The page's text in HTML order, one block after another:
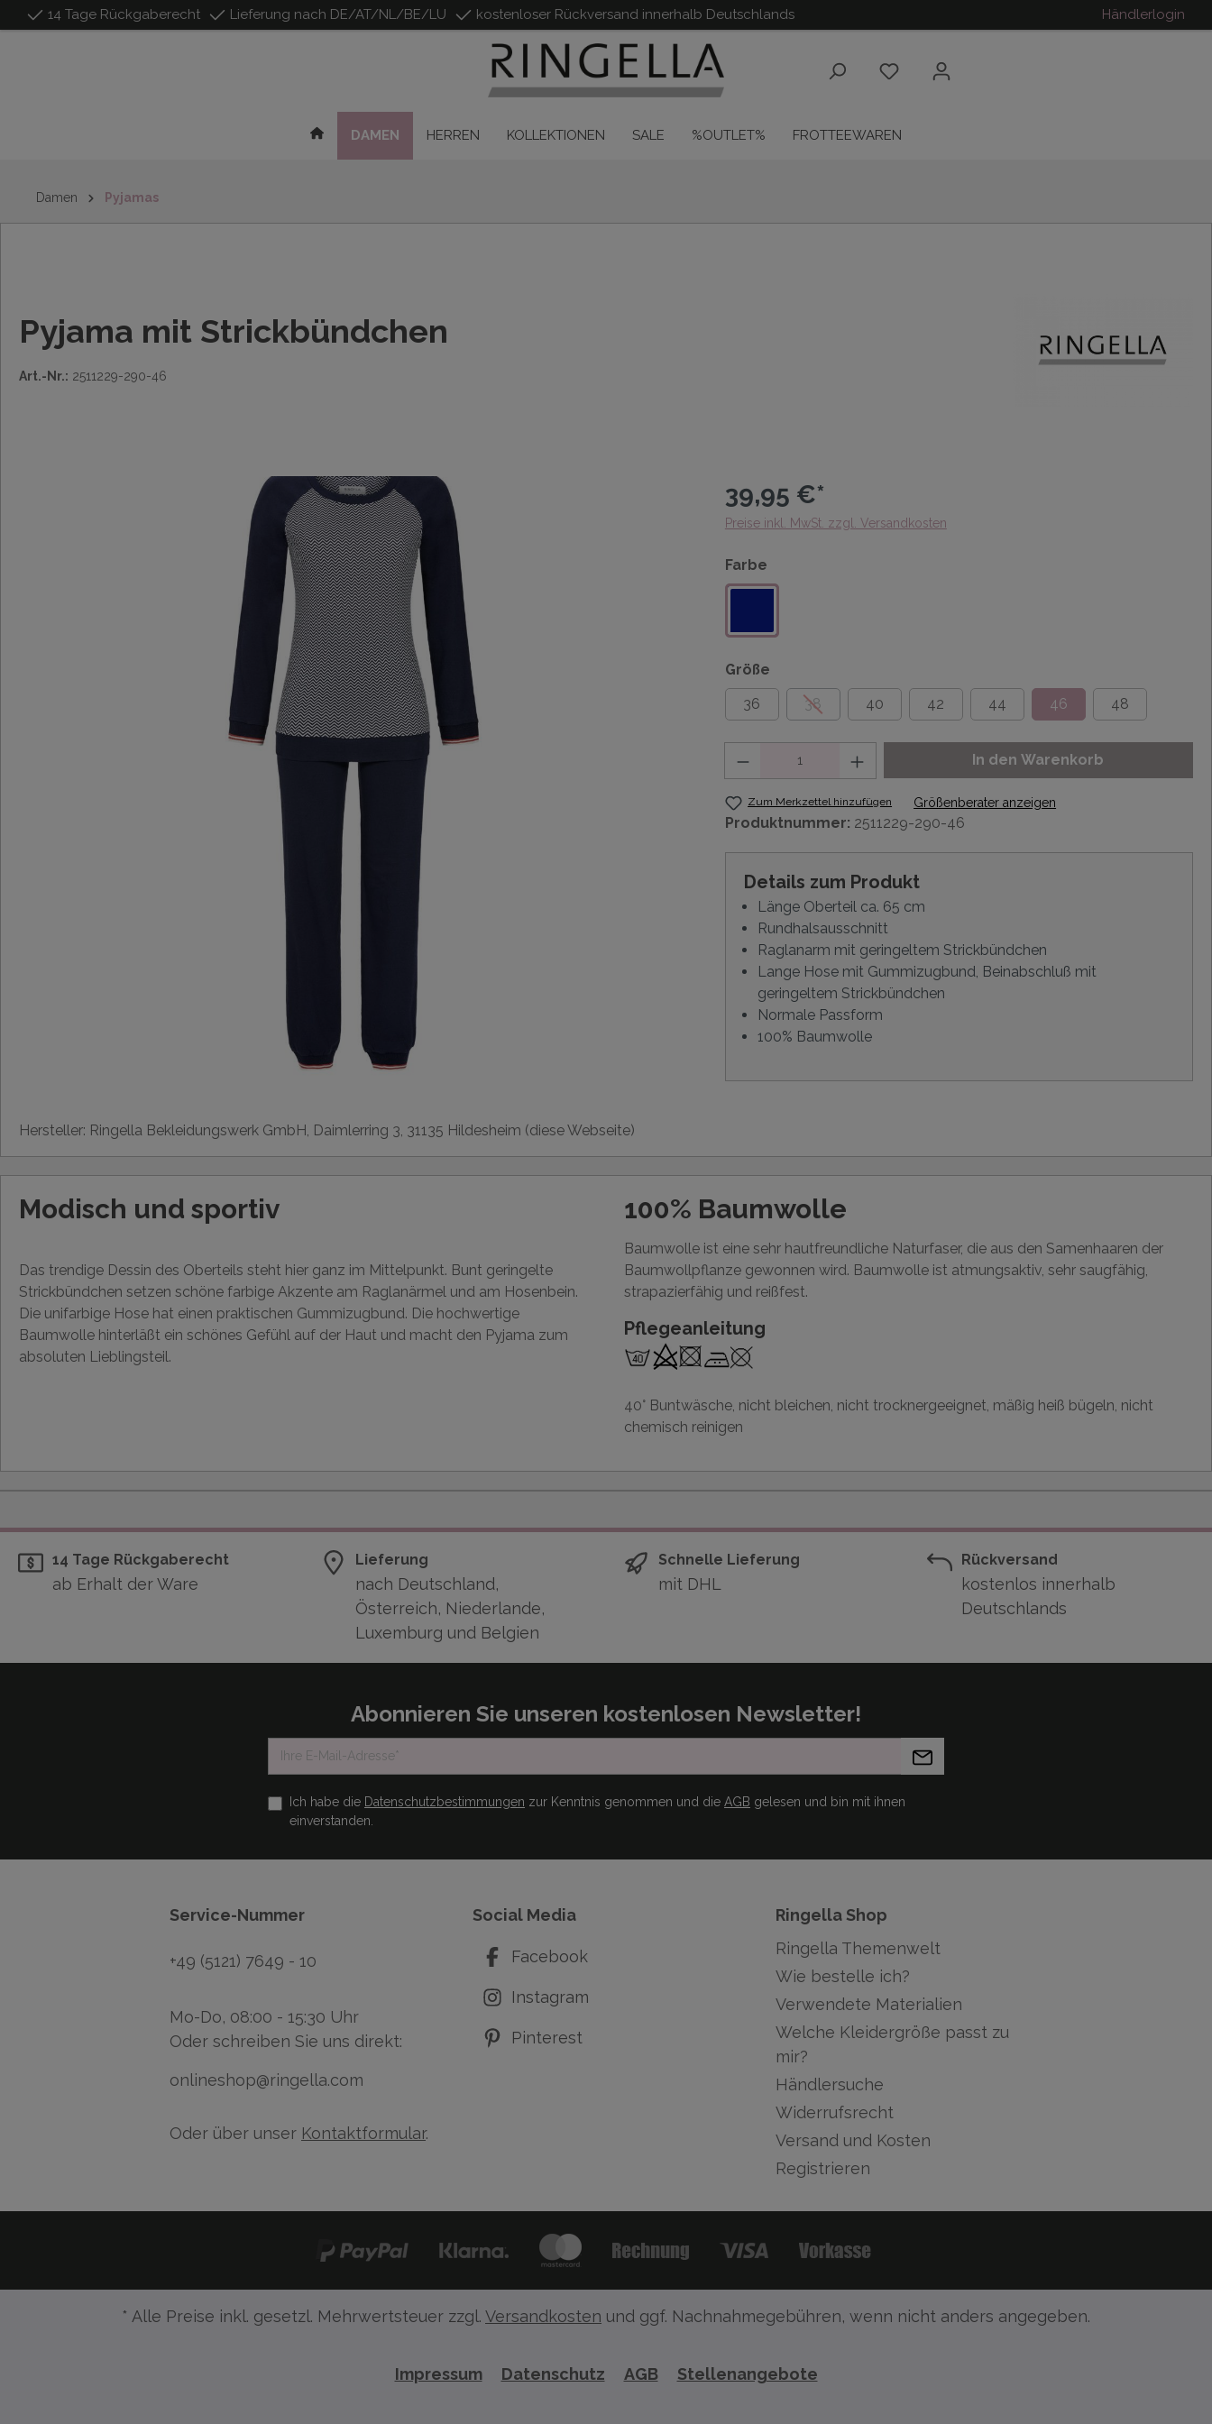
springen
14 Tage Rückgaberecht Lieferung nach DE/AT/NL/BE/LU kostenloser Rückversand innerhalb Deutschlands Händlerlogin
DAMEN HERREN KOLLEKTIONEN SALE %OUTLET% FROTTEEWAREN
Damen Pyjamas
Pyjama mit Strickbündchen
Art.-Nr.: 2511229-290-46
39,95 €*
Preise inkl. MwSt. zzgl. Versandkosten
Farbe
Größe
36
38 40 42 44 46 48
In den Warenkorb
Zum Merkzettel hinzufügen Größenberater anzeigen
Produktnummer: 2511229-290-46
Details zum Produkt
Länge Oberteil ca. 65 cm
Rundhalsausschnitt
Raglanarm mit geringeltem Strickbündchen
Lange Hose mit Gummizugbund, Beinabschluß mit
geringeltem Strickbündchen
Normale Passform
100% Baumwolle
Hersteller: Ringella Bekleidungswerk GmbH, Daimlerring 3, 31135 Hildesheim (diese Webseite)
Modisch und sportiv
Das trendige Dessin des Oberteils steht hier ganz im Mittelpunkt. Bunt geringelte
Strickbündchen setzen schöne farbige Akzente am Raglanärmel und am Hosenbein.
Die unifarbige Hose hat einen praktischen Gummizugbund. Die hochwertige
Baumwolle hinterläßt ein schönes Gefühl auf der Haut und macht den Pyjama zum
absoluten Lieblingsteil.
100% Baumwolle
Baumwolle ist eine sehr hautfreundliche Naturfaser, die aus den Samenhaaren der
Baumwollpflanze gewonnen wird. Baumwolle ist atmungsaktiv, sehr saugfähig,
strapazierfähig und reißfest.
Pflegeanleitung
40° Buntwäsche, nicht bleichen, nicht trocknergeeignet, mäßig heiß bügeln, nicht
chemisch reinigen
14 Tage Rückgaberecht
ab Erhalt der Ware
Lieferung
nach Deutschland,
Österreich, Niederlande,
Luxemburg und Belgien
Schnelle Lieferung
mit DHL
Rückversand
kostenlos innerhalb
Deutschlands
Abonnieren Sie unseren kostenlosen Newsletter!
Ich habe die Datenschutzbestimmungen zur Kenntnis genommen und die AGB gelesen und bin mit ihnen
einverstanden.
Service-Nummer
+49 (5121) 7649 - 10
Mo-Do, 08:00 - 15:30 Uhr
Oder schreiben Sie uns direkt:
onlineshop@ringella.com
Oder über unser Kontaktformular.
Social Media
Facebook
Instagram
Pinterest
Ringella Shop
Ringella Themenwelt
Wie bestelle ich?
Verwendete Materialien
Welche Kleidergröße passt zu
mir?
Händlersuche
Widerrufsrecht
Versand und Kosten
Registrieren
* Alle Preise inkl. gesetzl. Mehrwertsteuer zzgl. Versandkosten und ggf. Nachnahmegebühren, wenn nicht anders angegeben.
Impressum Datenschutz AGB Stellenangebote